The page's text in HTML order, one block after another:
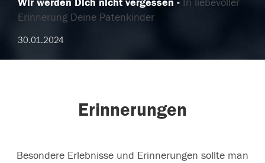
Wir werden Dich nicht vergessen
In liebevoller
Erinnerung Deine Patenkinder
30.01.2024
Erinnerungen
Besondere Erlebnisse und Erinnerungen sollte man